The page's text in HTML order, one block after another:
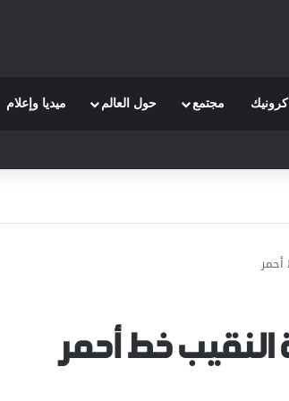
مجتمع حول العالم ميديا وإعلام
خط أحمر